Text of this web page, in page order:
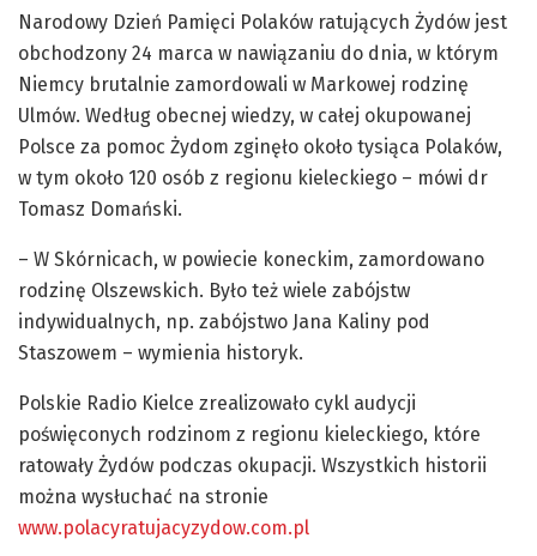
Narodowy Dzień Pamięci Polaków ratujących Żydów jest
obchodzony 24 marca w nawiązaniu do dnia, w którym
Niemcy brutalnie zamordowali w Markowej rodzinę
Ulmów. Według obecnej wiedzy, w całej okupowanej
Polsce za pomoc Żydom zginęło około tysiąca Polaków,
w tym około 120 osób z regionu kieleckiego – mówi dr
Tomasz Domański.
– W Skórnicach, w powiecie koneckim, zamordowano
rodzinę Olszewskich. Było też wiele zabójstw
indywidualnych, np. zabójstwo Jana Kaliny pod
Staszowem – wymienia historyk.
Polskie Radio Kielce zrealizowało cykl audycji
poświęconych rodzinom z regionu kieleckiego, które
ratowały Żydów podczas okupacji. Wszystkich historii
można wysłuchać na stronie
www.polacyratujacyzydow.com.pl